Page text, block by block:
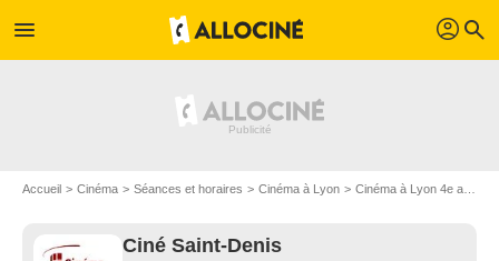
menu profil search
Accueil Cinéma Séances et horaires Cinéma à Lyon Cinéma à Lyon 4e arrondissement
Ciné Saint-Denis